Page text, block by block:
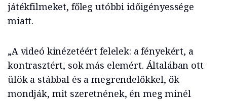
játékfilmeket, főleg utóbbi időigényessége
miatt.
„A videó kinézetéért felelek: a fényekért, a
kontrasztért, sok más elemért. Általában ott
ülök a stábbal és a megrendelőkkel, ők
mondják, mit szeretnének, én meg minél